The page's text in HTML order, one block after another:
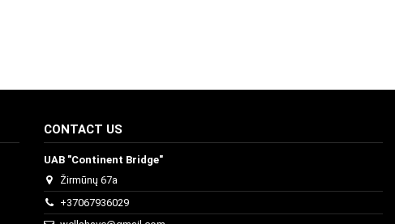
CONTACT US
UAB "Continent Bridge"
Žirmūnų 67a
+37067936029